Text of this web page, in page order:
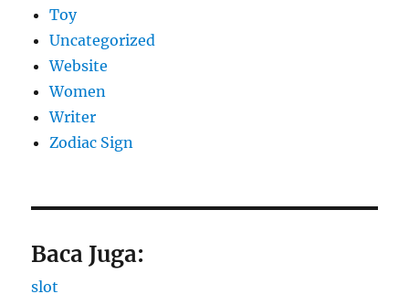
Toy
Uncategorized
Website
Women
Writer
Zodiac Sign
Baca Juga:
slot